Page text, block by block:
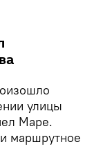
улицы
Маре.
маршрутное